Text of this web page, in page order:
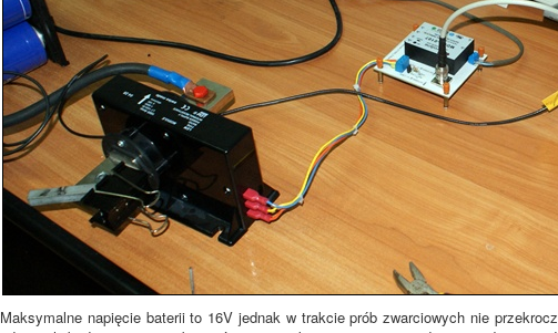
Maksymalne napięcie baterii to 16V jednak w trakcie prób zwarciowych nie